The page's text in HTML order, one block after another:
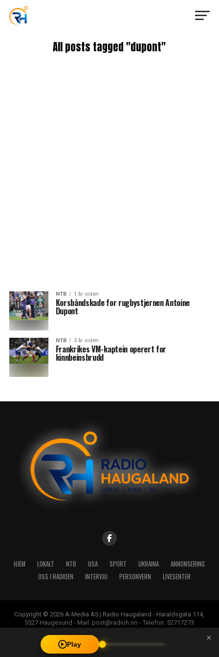
All posts tagged "dupont"
NTB 1 år siden
Korsbåndskade for rugbystjernen Antoine
Dupont
NTB 3 år siden
Frankrikes VM-kaptein operert for
kinnbeinsbrudd
HJEM LOKALT NTB USA SPORT UKRAINA
ANNONSERING
OSS I RADIOEN
INTERVJU PERSONVERN LIVESENTER
Copyright © 2026 A-Media AS | Radio Haugaland - Haraldsgata 114,
5527 Haugesund - Mail: post@radioh.no - Telefon: 52717273
Play
×